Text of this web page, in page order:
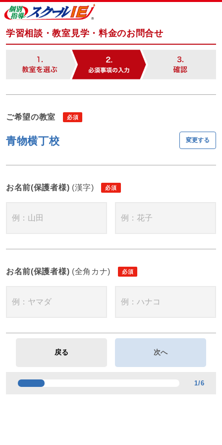
学習相談・教室見学・料金のお問合せ
ご希望の教室
青物横丁校 変更する
お名前(保護者様) (漢字)
お名前(保護者様) (全角カナ)
1/6